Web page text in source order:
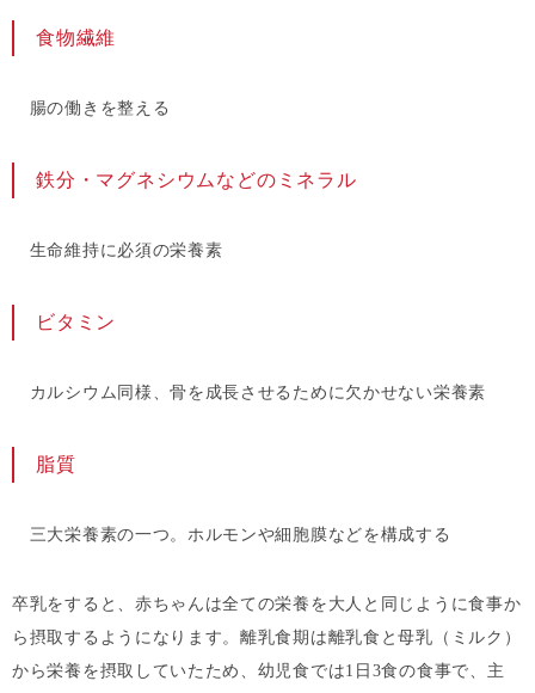
食物繊維
腸の働きを整える
鉄分・マグネシウムなどのミネラル
生命維持に必須の栄養素
ビタミン
カルシウム同様、骨を成長させるために欠かせない栄養素
脂質
三大栄養素の一つ。ホルモンや細胞膜などを構成する
卒乳をすると、赤ちゃんは全ての栄養を大人と同じように食事か
ら摂取するようになります。離乳食期は離乳食と母乳（ミルク）
から栄養を摂取していたため、幼児食では1日3食の食事で、主